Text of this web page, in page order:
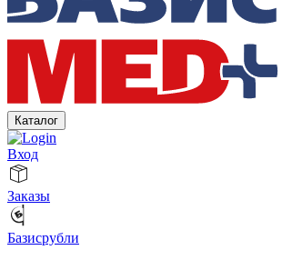
Каталог
Вход
Заказы
Базисрубли